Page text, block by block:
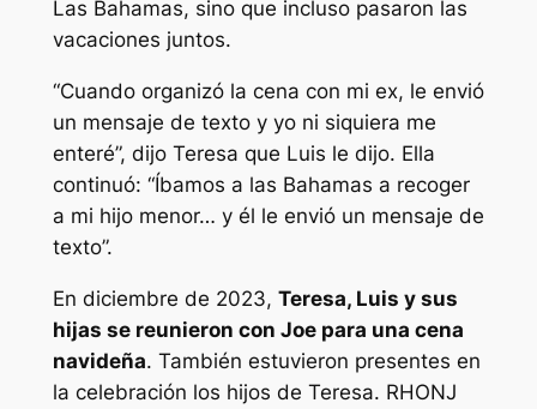
Las Bahamas, sino que incluso pasaron las
vacaciones juntos.
“Cuando organizó la cena con mi ex, le envió
un mensaje de texto y yo ni siquiera me
enteré”, dijo Teresa que Luis le dijo. Ella
continuó: “Íbamos a las Bahamas a recoger
a mi hijo menor… y él le envió un mensaje de
texto”.
En diciembre de 2023, Teresa, Luis y sus
hijas se reunieron con Joe para una cena
navideña. También estuvieron presentes en
la celebración los hijos de Teresa. RHONJ